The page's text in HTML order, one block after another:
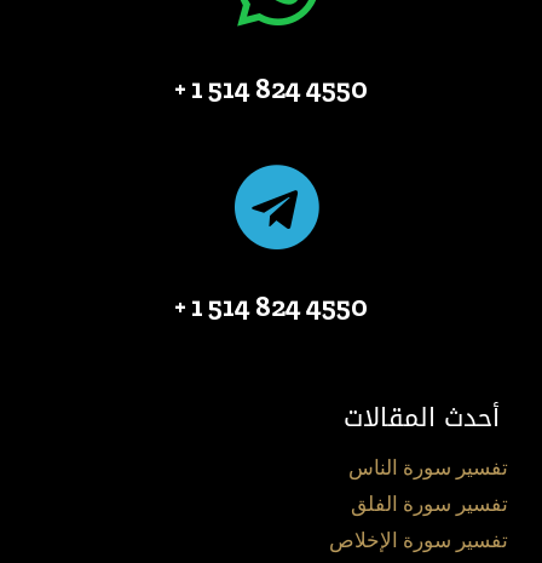
4550 824 514 1 +
4550 824 514 1 +
أحدث المقالات
تفسير سورة الناس
تفسير سورة الفلق
تفسير سورة الإخلاص